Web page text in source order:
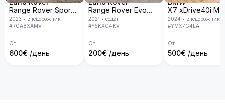
Land Rover
Range Rover Sport D300 R-Dynamic SE
2023 • внедорожник
#RGA8XAMV
От
600€ /день
Land Rover
Range Rover Evoque
2021 • седан
#Y5KXG4KV
От
200€ /день
BMW
2024 • внедорожник
#YMX7G4EA
От
500€ /день